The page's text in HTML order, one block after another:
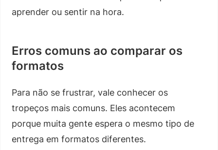
aprender ou sentir na hora.
Erros comuns ao comparar os
formatos
Para não se frustrar, vale conhecer os
tropeços mais comuns. Eles acontecem
porque muita gente espera o mesmo tipo de
entrega em formatos diferentes.